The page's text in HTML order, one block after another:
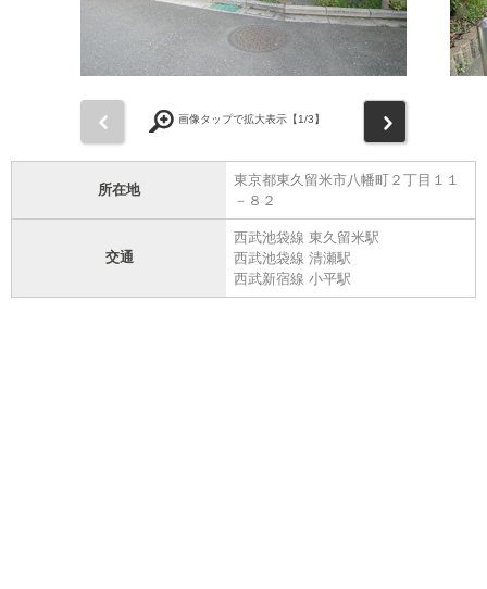
画像タップで拡大表示【1/3】
所在地
東京都東久留米市八幡町２丁目１１
－８２
交通
西武池袋線 東久留米駅
西武池袋線 清瀬駅
西武新宿線 小平駅